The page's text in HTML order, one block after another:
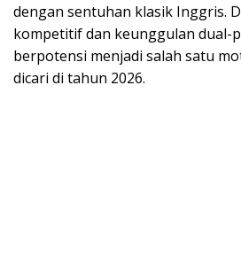
dengan sentuhan klasik Inggris.
kompetitif dan keunggulan dual-
berpotensi menjadi salah satu
dicari di tahun 2026.